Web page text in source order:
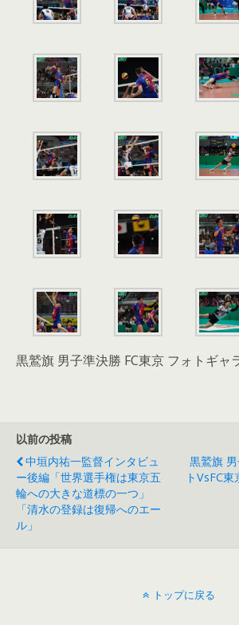
黒鷲旗 男子準決勝 FC東京 フォトギャ
以前の投稿
中垣内祐一監督インタビュ
ー後編「世界選手権は東京五
輪への大きな道標の一つ」
「清水の登録は復帰へのエー
ル」
黒鷲旗
トvsFC
トップに戻る